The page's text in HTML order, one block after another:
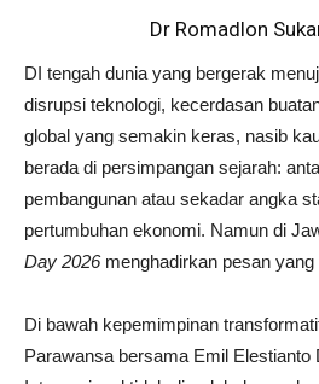
Dr Romadlon
DI tengah dunia yang bergerak
disrupsi teknologi, kecerdasan
global yang semakin keras, nasib
berada di persimpangan sejarah:
pembangunan atau sekadar angka
pertumbuhan ekonomi. Namun di
Day 2026 menghadirkan pesan yang
Di bawah kepemimpinan
Parawansa bersama Emil Elestianto